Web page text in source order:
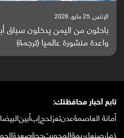
الإثنين, 25 مايو, 2026
باحثون من اليمن يدخلون سباق
واعدة منشورة عالميا (ترجمة)
تابع أخبار محافظتك:
أمانة العاصمةعدنتعزلحجإبأبين
ذمارصنعاءريمةالمحويتحجةصعدة